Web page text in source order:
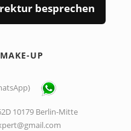
besprechen
UP
10179 Berlin-Mitte